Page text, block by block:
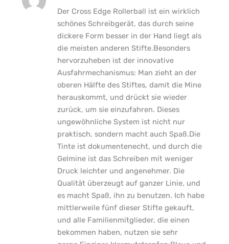
Der Cross Edge Rollerball ist ein wirklich
schönes Schreibgerät, das durch seine
dickere Form besser in der Hand liegt als
die meisten anderen Stifte.Besonders
hervorzuheben ist der innovative
Ausfahrmechanismus: Man zieht an der
oberen Hälfte des Stiftes, damit die Mine
herauskommt, und drückt sie wieder
zurück, um sie einzufahren. Dieses
ungewöhnliche System ist nicht nur
praktisch, sondern macht auch Spaß.Die
Tinte ist dokumentenecht, und durch die
Gelmine ist das Schreiben mit weniger
Druck leichter und angenehmer. Die
Qualität überzeugt auf ganzer Linie, und
es macht Spaß, ihn zu benutzen. Ich habe
mittlerweile fünf dieser Stifte gekauft,
und alle Familienmitglieder, die einen
bekommen haben, nutzen sie sehr